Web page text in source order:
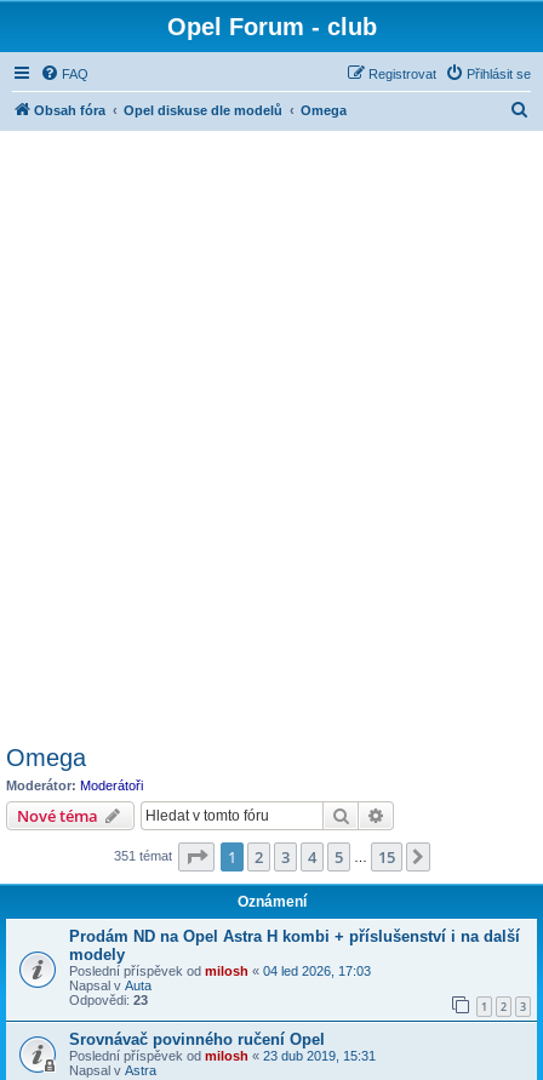
Opel Forum - club
FAQ Přihlásit se
Registrovat
Obsah fóra Opel diskuse dle modelů Omega
Omega
Moderátor: Moderátoři
Nové téma Hledat
351 témat Stránka z 15
1 2 3 4 5 15
Oznámení
Prodám ND na Opel Astra H kombi + příslušenství i na další
modely
Poslední příspěvek od milosh « 04 led 2026, 17:03
Napsal v Auta
Odpovědi: 23 1 2 3
Srovnávač povinného ručení Opel
Poslední příspěvek od milosh « 23 dub 2019, 15:31
Napsal v Astra